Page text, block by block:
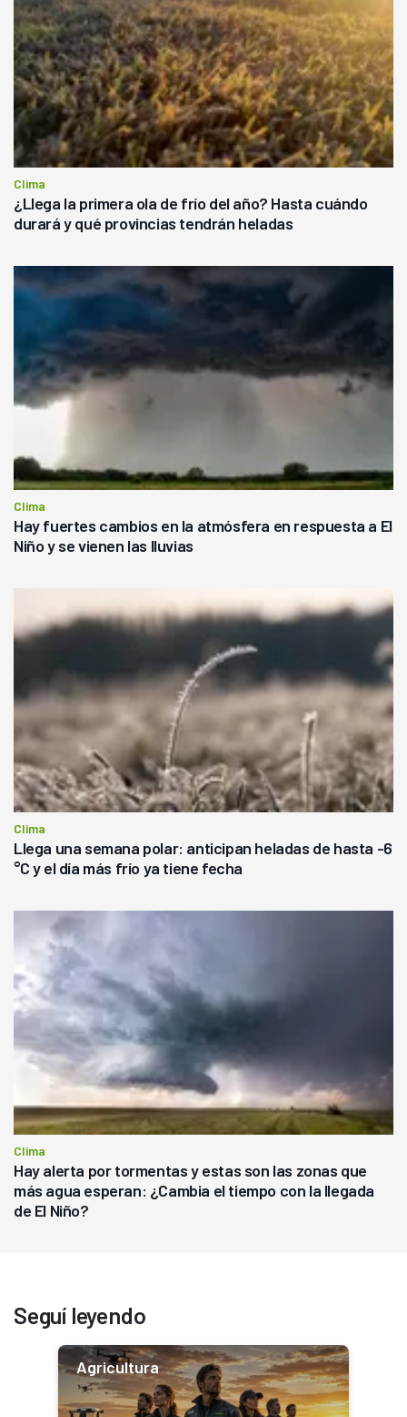
Clima
¿Llega la primera ola de frío del año? Hasta cuándo
durará y qué provincias tendrán heladas
Clima
Hay fuertes cambios en la atmósfera en respuesta a El
Niño y se vienen las lluvias
Clima
Llega una semana polar: anticipan heladas de hasta -6
°C y el día más frío ya tiene fecha
Clima
Hay alerta por tormentas y estas son las zonas que
más agua esperan: ¿Cambia el tiempo con la llegada
de El Niño?
Seguí leyendo
Agricultura